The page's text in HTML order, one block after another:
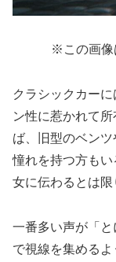
※この画像
クラシックカー
ン性に惹かれて
ば、旧型のベン
憧れを持つ方も
女に伝わるとは限
一番多い声が「
で視線を集める